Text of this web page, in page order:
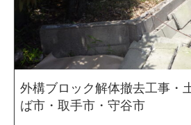
外構ブロック解体撤去工事・
ば市・取手市・守谷市